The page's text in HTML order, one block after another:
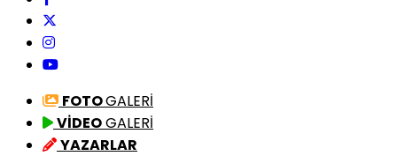
FOTOGALERİ
VİDEOGALERİ
YAZARLAR